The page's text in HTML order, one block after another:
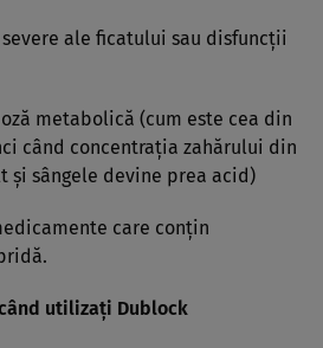
ale ficatului sau disfuncţii
metabolică (cum este cea din
când concentraţia zahărului din
şi sângele devine prea acid)
care conţin
utilizaţi Dublock